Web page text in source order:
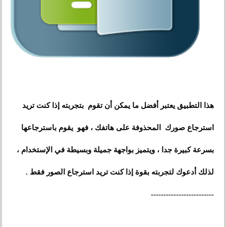
هذا التطبيق يعتبر أفضل ما يمكن أن تقوم بتجربته إذا كنت تريد
استرجاع صورك المحذوفة على هاتفك ، فهو يقوم باسترجاعها
بسرعة كبيرة جدا ، ويتميز بواجهة جميلة وبسيطة في الإستخدام ،
لذلك أدعوك لتجربته بقوة إذا كنت تريد استرجاع الصور فقط .
-------------------------